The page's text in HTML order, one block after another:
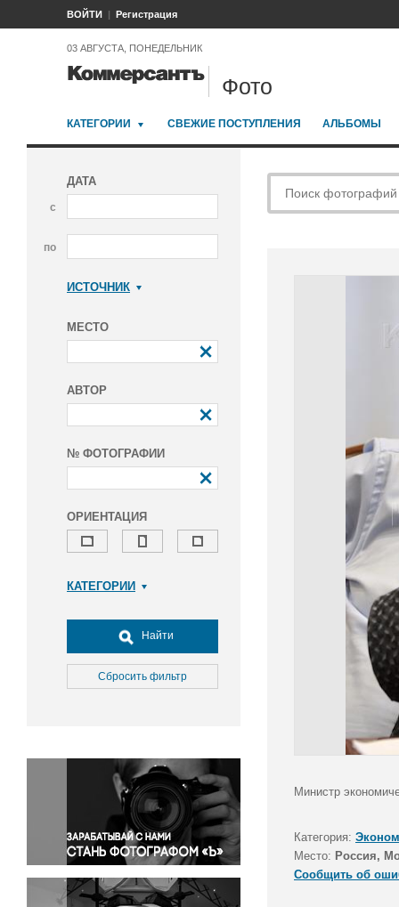
ВОЙТИ Регистрация
03 АВГУСТА, ПОНЕДЕЛЬНИК
Фото
КАТЕГОРИИ СВЕЖИЕ ПОСТУПЛЕНИЯ АЛЬБОМЫ
ДАТА
с
по
ИСТОЧНИК
МЕСТО
АВТОР
№ ФОТОГРАФИИ
ОРИЕНТАЦИЯ
КАТЕГОРИИ
Досуг, туризм и отдых
Культура
Медицина
Окружающая среда
Политика
Правосудие
Происшествия и конфликты
Религия
Светская жизнь
Спорт
Найти
Сбросить фильтр
Министр
Категория:
Место: Россия,
Сообщить об